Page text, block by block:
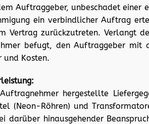
Auftraggeber, unbeschadet
ein verbindlicher Auftrag
Vertrag zurückzutreten. Verlangt
befugt, den Auftraggeber mit
und Kosten.
hergestellte
(Neon-Röhren) und
darüber hinausgehender